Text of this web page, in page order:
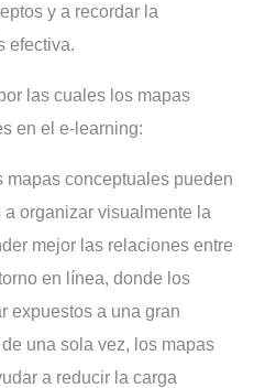
y a recordar la
efectiva.
las cuales los mapas
en el e-learning:
conceptuales pueden
organizar visualmente la
mejor las relaciones entre
en línea, donde los
expuestos a una gran
una sola vez, los mapas
a reducir la carga